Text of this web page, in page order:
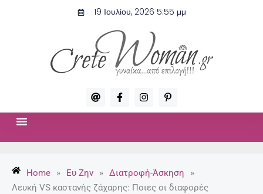
19 Ιουλίου, 2026 5:55 μμ
A
t
F
a
c
f
I
n
s
m
P
i
n
-
p
Home » Ευ Ζην » Διατροφή-Άσκηση
»
Λευκή VS καστανής ζάχαρης: Ποιες οι διαφορές